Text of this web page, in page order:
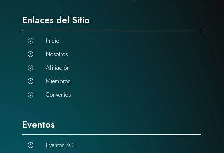
Enlaces del Sitio
= Inicio
= Nosotros
= Afiliación
= Miembros
= Convenios
Eventos
= Eventos SCE